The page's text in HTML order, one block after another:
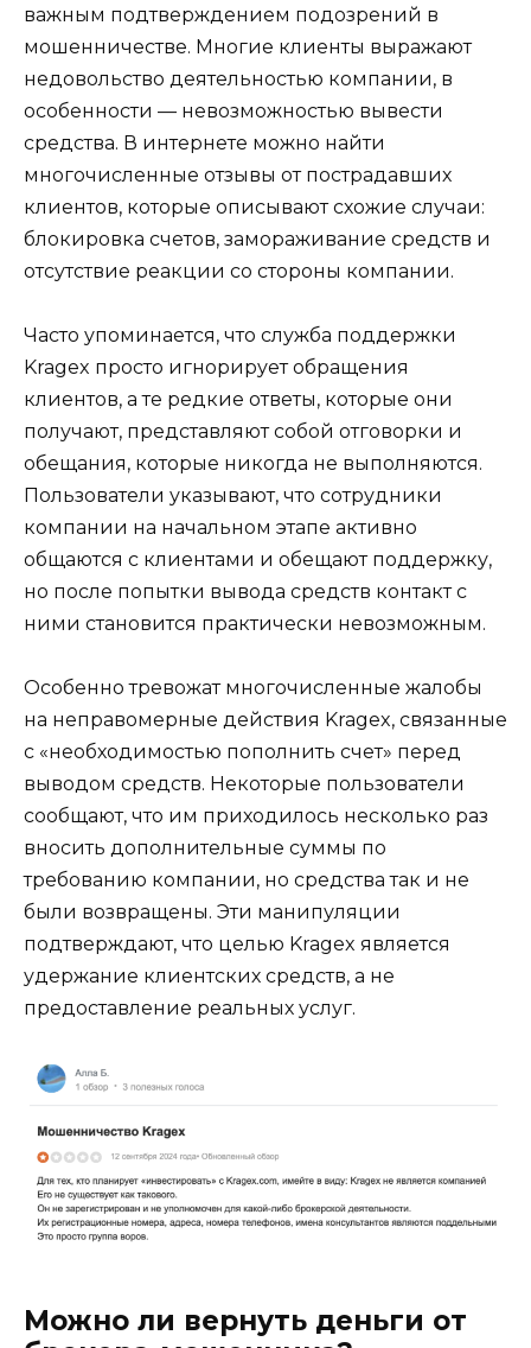
важным подтверждением подозрений в
мошенничестве. Многие клиенты выражают
недовольство деятельностью компании, в
особенности — невозможностью вывести
средства. В интернете можно найти
многочисленные отзывы от пострадавших
клиентов, которые описывают схожие случаи:
блокировка счетов, замораживание средств и
отсутствие реакции со стороны компании.
Часто упоминается, что служба поддержки
Kragex просто игнорирует обращения
клиентов, а те редкие ответы, которые они
получают, представляют собой отговорки и
обещания, которые никогда не выполняются.
Пользователи указывают, что сотрудники
компании на начальном этапе активно
общаются с клиентами и обещают поддержку,
но после попытки вывода средств контакт с
ними становится практически невозможным.
Особенно тревожат многочисленные жалобы
на неправомерные действия Kragex, связанные
с «необходимостью пополнить счет» перед
выводом средств. Некоторые пользователи
сообщают, что им приходилось несколько раз
вносить дополнительные суммы по
требованию компании, но средства так и не
были возвращены. Эти манипуляции
подтверждают, что целью Kragex является
удержание клиентских средств, а не
предоставление реальных услуг.
Можно ли вернуть деньги от